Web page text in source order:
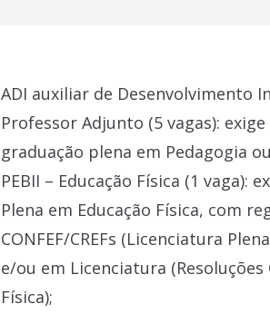
ADI auxiliar de Desenvolvimento
Professor Adjunto (5 vagas):
graduação plena em Pedagogia
PEBII – Educação Física (1
Plena em Educação Física, com
CONFEF/CREFs (Licenciatura
e/ou em Licenciatura (Resoluções
Física);